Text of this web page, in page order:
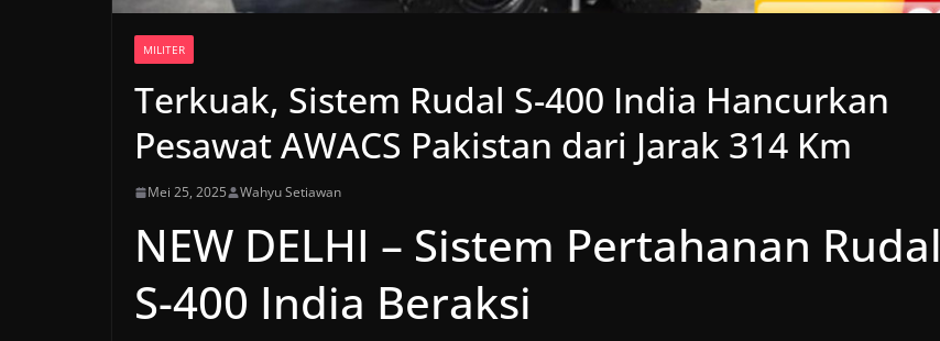
MILITER
Terkuak, Sistem Rudal S-400 India Hancurkan
Pesawat AWACS Pakistan dari Jarak 314 Km
Mei 25, 2025 Wahyu Setiawan
NEW DELHI – Sistem Pertahanan Rudal
S-400 India Beraksi